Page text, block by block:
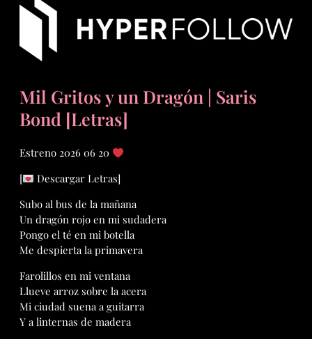
Mil Gritos y un Dragón | Saris
Bond [Letras]
Estreno 2026 06 20
[
Descargar Letras]
Subo al bus de la mañana
Un dragón rojo en mi sudadera
Pongo el té en mi botella
Me despierta la primavera
Farolillos en mi ventana
Llueve arroz sobre la acera
Mi ciudad suena a guitarra
Y a linternas de madera